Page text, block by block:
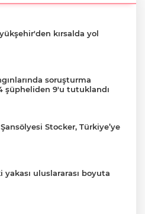
kırsalda yol
soruşturma
şüpheliden 9'u tutuklandı
Stocker, Türkiye’ye
yakası uluslararası boyuta